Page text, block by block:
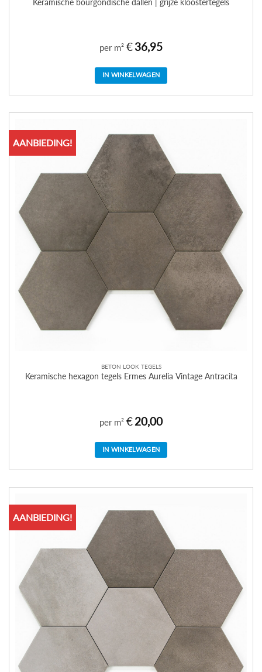
Keramische bourgondische dallen | grijze kloostertegels
per m² €36,95
IN WINKELWAGEN
AANBIEDING!
BETON LOOK TEGELS
Keramische hexagon tegels Ermes Aurelia Vintage Antracita
per m² €20,00
IN WINKELWAGEN
AANBIEDING!